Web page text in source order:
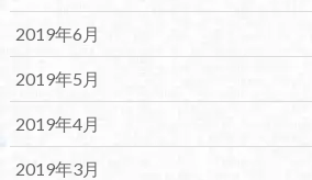
2019年6月
2019年5月
2019年4月
2019年3月